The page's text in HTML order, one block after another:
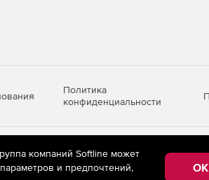
Политика
конфиденциальности
технологии предоставления
находящихся на территории Российской
компаний Softline может
и предпочтений,
OK